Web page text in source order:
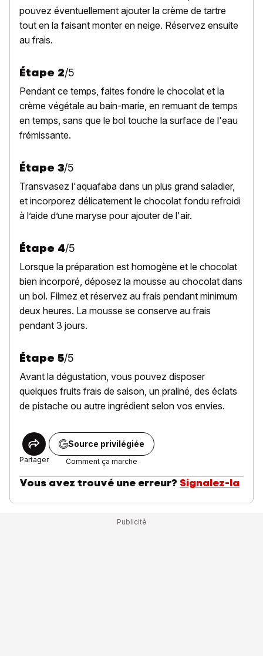
pouvez éventuellement ajouter la crème de tartre
tout en la faisant monter en neige. Réservez ensuite
au frais.
Étape 2/5
Pendant ce temps, faites fondre le chocolat et la
crème végétale au bain-marie, en remuant de temps
en temps, sans que le bol touche la surface de l'eau
frémissante.
Étape 3/5
Transvasez l'aquafaba dans un plus grand saladier,
et incorporez délicatement le chocolat fondu refroidi
à l’aide d’une maryse pour ajouter de l'air.
Étape 4/5
Lorsque la préparation est homogène et le chocolat
bien incorporé, déposez la mousse au chocolat dans
un bol. Filmez et réservez au frais pendant minimum
deux heures. La mousse se conserve au frais
pendant 3 jours.
Étape 5/5
Avant la dégustation, vous pouvez disposer
quelques fruits frais de saison, un praliné, des éclats
de pistache ou autre ingrédient selon vos envies.
Partager
Source privilégiée
Comment ça marche
Vous avez trouvé une erreur? Signalez-la